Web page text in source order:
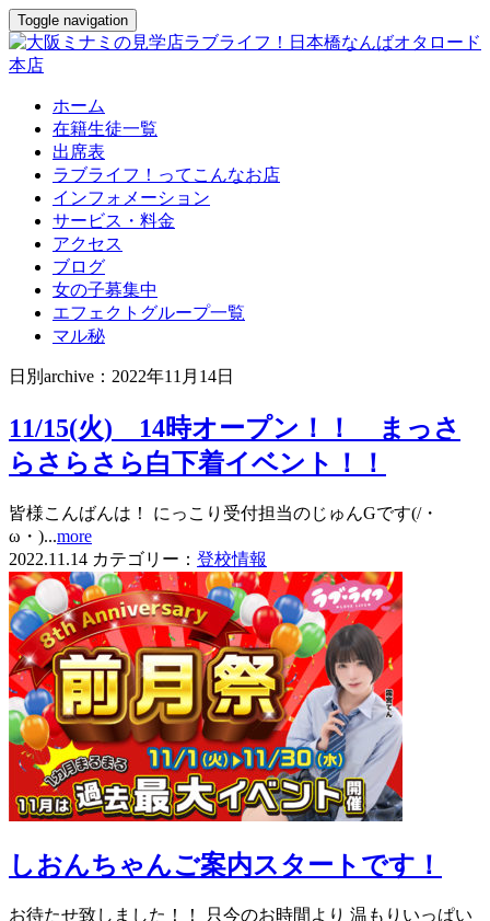
Toggle navigation
ホーム
在籍生徒一覧
出席表
ラブライフ！ってこんなお店
インフォメーション
サービス・料金
アクセス
ブログ
女の子募集中
エフェクトグループ一覧
マル秘
日別archive：2022年11月14日
11/15(火) 14時オープン！！ まっさ
らさらさら白下着イベント！！
皆様こんばんは！ にっこり受付担当のじゅんGです(/・
ω・)...more
2022.11.14 カテゴリー： 登校情報
しおんちゃんご案内スタートです！
お待たせ致しました！！ 只今のお時間より 温もりいっぱい